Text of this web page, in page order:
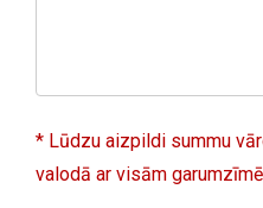
* Lūdzu aizpildi summu
valodā ar visām